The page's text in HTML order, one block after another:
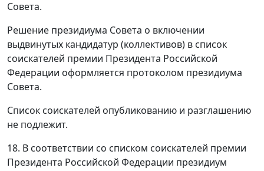
Совета.
Решение президиума Совета о включении
выдвинутых кандидатур (коллективов) в список
соискателей премии Президента Российской
Федерации оформляется протоколом президиума
Совета.
Список соискателей опубликованию и разглашению
не подлежит.
18. В соответствии со списком соискателей премии
Президента Российской Федерации президиум